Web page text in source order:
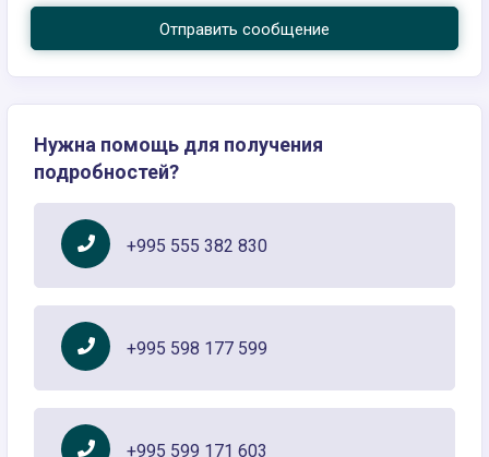
Отправить сообщение
Нужна помощь для получения
подробностей?
+995 555 382 830
+995 598 177 599
+995 599 171 603